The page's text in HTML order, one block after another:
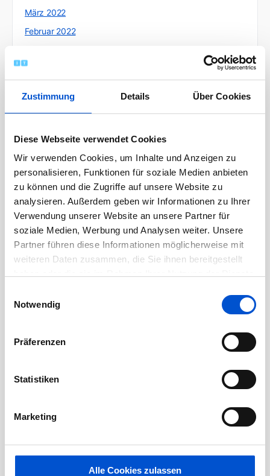
Zustimmung Details Über Cookies
Diese Webseite verwendet Cookies
Wir verwenden Cookies, um Inhalte und Anzeigen zu
personalisieren, Funktionen für soziale Medien anbieten
zu können und die Zugriffe auf unsere Website zu
analysieren. Außerdem geben wir Informationen zu Ihrer
Verwendung unserer Website an unsere Partner für
soziale Medien, Werbung und Analysen weiter. Unsere
Partner führen diese Informationen möglicherweise mit
weiteren Daten zusammen, die Sie ihnen bereitgestellt
Notwendig
Präferenzen
Statistiken
Marketing
Alle Cookies zulassen
März 2022
Februar 2022
Dezember 2021
August 2021
Juli 2021
Mai 2021
April 2021
März 2021
Februar 2021
Januar 2021
November 2020
Mai 2020
April 2020